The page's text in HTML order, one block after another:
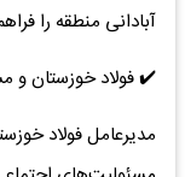
آبادانی منطقه را
✔️ فولاد خوزستان و
مدیرعامل فولاد